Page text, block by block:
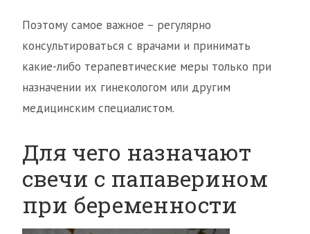
Поэтому самое важное – регулярно
консультироваться с врачами и принимать
какие-либо терапевтические меры только при
назначении их гинекологом или другим
медицинским специалистом.
Для чего назначают
свечи с папаверином
при беременности